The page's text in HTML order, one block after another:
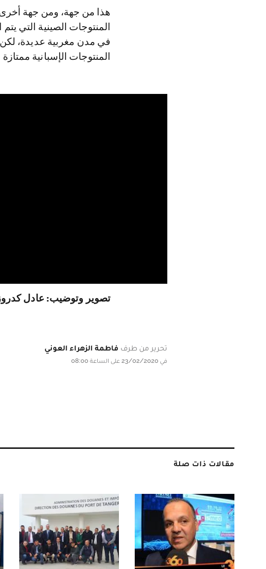
هذا من جهة، ومن جهة
المنتوجات الصينية التي
في مدن مغربية عديدة،
المنتوجات الإسبانية
تصوير وتوضيب: عادل
تحرير من طرف فاطمة الزهراء العوني
في 23/02/2020 على الساعة 08:00
مقالات ذات صلة